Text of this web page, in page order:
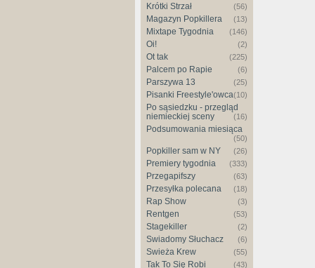
Krótki Strzał (56)
Magazyn Popkillera (13)
Mixtape Tygodnia (146)
Oi! (2)
Ot tak (225)
Palcem po Rapie (6)
Parszywa 13 (25)
Pisanki Freestyle'owca(10)
Po sąsiedzku - przegląd
niemieckiej sceny
(16)
Podsumowania miesiąca
(50)
Popkiller sam w NY (26)
Premiery tygodnia (333)
Przegapifszy (63)
Przesyłka polecana (18)
Rap Show (3)
Rentgen (53)
Stagekiller (2)
Świadomy Słuchacz (6)
Świeża Krew (55)
Tak To Się Robi (43)